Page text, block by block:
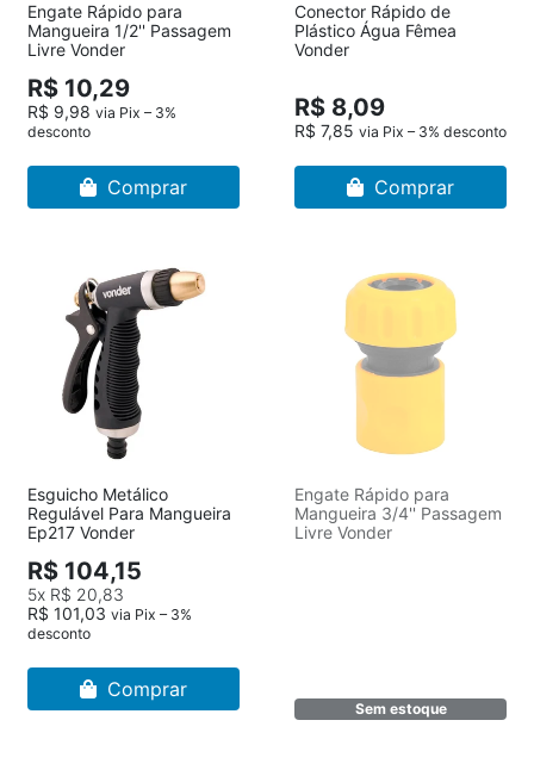
Engate Rápido para
Mangueira 1/2'' Passagem
Livre Vonder
R$ 10,29
R$ 9,98 via Pix – 3%
desconto
Comprar
Conector Rápido de
Plástico Água Fêmea
Vonder
R$ 8,09
R$ 7,85 via Pix – 3% desconto
Comprar
Esguicho Metálico
Regulável Para Mangueira
Ep217 Vonder
R$ 104,15
5x R$ 20,83
R$ 101,03 via Pix – 3%
desconto
Comprar
Engate Rápido para
Mangueira 3/4'' Passagem
Livre Vonder
Sem estoque